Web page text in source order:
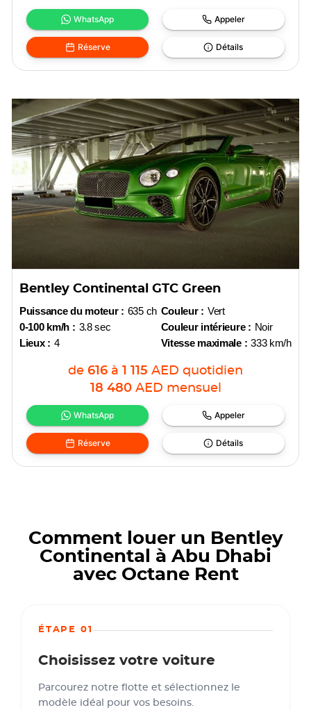
WhatsApp Appeler
Réserve Détails
Bentley Continental GTC Green
Puissance du moteur : 635 ch
0-100 km/h : 3.8 sec
Lieux : 4
Couleur : Vert
Couleur intérieure : Noir
Vitesse maximale : 333 km/h
de 616 à 1 115 AED quotidien
18 480 AED mensuel
WhatsApp Appeler
Réserve Détails
Comment louer un Bentley
Continental à Abu Dhabi
avec Octane Rent
ÉTAPE 01
Choisissez votre voiture
Parcourez notre flotte et sélectionnez le
modèle idéal pour vos besoins.